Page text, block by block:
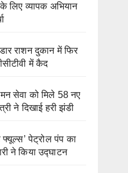
के लिए व्यापक अभियान
राशन दुकान में फिर
में कैद
सेवा को मिले 58 नए
ने दिखाई हरी झंडी
फ्यूल्स’ पेट्रोल पंप का
ने किया उद्घाटन